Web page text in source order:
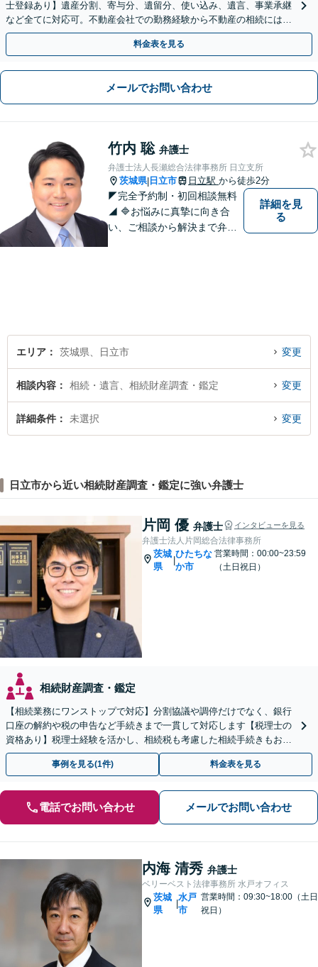
士登録あり】遺産分割、寄与分、遺留分、使い込み、遺言、事業承継
など全てに対応可。不動産会社での勤務経験から不動産の相続には特
に的確に対応【出張サービス】【夜間・休日面談】
料金表を見る
メールでお問い合わせ
竹内 聡 弁護士
弁護士法人長瀬総合法律事務所 日立支所
茨城県| 日立市 日立駅 から徒歩2分
◤完全予約制・初回相談無料
◢ 🔷お悩みに真摯に向き合
い、ご相談から解決まで弁護
詳細を見
る
エリア 茨城県、日立市 変更
相談内容 相続・遺言、相続財産調査・鑑定 変更
詳細条件 未選択 変更
日立市から近い相続財産調査・鑑定に強い弁護士
片岡 優 弁護士 インタビューを見る
弁護士法人片岡総合法律事務所
茨城
県
ひたちな
か市
営業時間：00:00~23:59
（土日祝日）
相続財産調査・鑑定
【相続業務にワンストップで対応】分割協議や調停だけでなく、銀行
口座の解約や税の申告など手続きまで一貫して対応します【税理士の
資格あり】税理士経験を活かし、相続税も考慮した相続手続きもお任
せください【初回相談無料】任意後見や生前贈与なども対応
事例を見る(1件) 料金表を見る
電話でお問い合わせ メールでお問い合わせ
内海 清秀 弁護士
ベリーベスト法律事務所 水戸オフィス
茨城
県
|
水戸
市
営業時間：09:30~18:00（土日
祝日）